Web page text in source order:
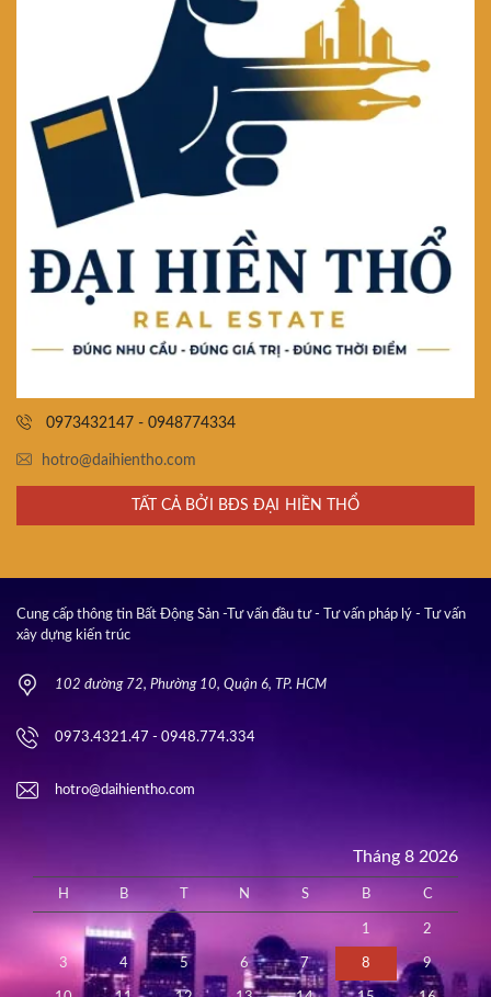
0973432147 - 0948774334
hotro@daihientho.com
TẤT CẢ BỞI BĐS ĐẠI HIỀN THỔ
Cung cấp thông tin Bất Động Sản -Tư vấn đầu tư - Tư vấn pháp lý - Tư vấn
xây dựng kiến trúc
102 đường 72, Phường 10, Quận 6, TP. HCM
0973.4321.47 - 0948.774.334
hotro@daihientho.com
Tháng 8 2026
H B N S B C
1 2
3 4 5 6 7 8 9